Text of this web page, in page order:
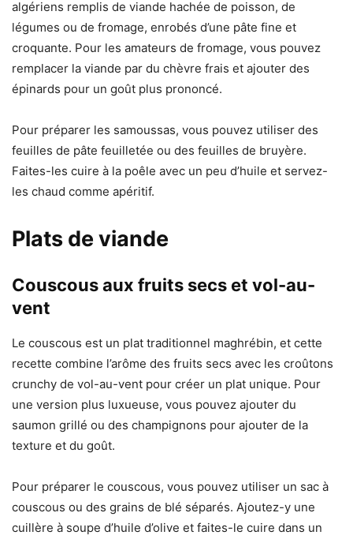
algériens remplis de viande hachée de poisson, de
légumes ou de fromage, enrobés d’une pâte fine et
croquante. Pour les amateurs de fromage, vous pouvez
remplacer la viande par du chèvre frais et ajouter des
épinards pour un goût plus prononcé.
Pour préparer les samoussas, vous pouvez utiliser des
feuilles de pâte feuilletée ou des feuilles de bruyère.
Faites-les cuire à la poêle avec un peu d’huile et servez-
les chaud comme apéritif.
Plats de viande
Couscous aux fruits secs et vol-au-
vent
Le couscous est un plat traditionnel maghrébin, et cette
recette combine l’arôme des fruits secs avec les croûtons
crunchy de vol-au-vent pour créer un plat unique. Pour
une version plus luxueuse, vous pouvez ajouter du
saumon grillé ou des champignons pour ajouter de la
texture et du goût.
Pour préparer le couscous, vous pouvez utiliser un sac à
couscous ou des grains de blé séparés. Ajoutez-y une
cuillère à soupe d’huile d’olive et faites-le cuire dans un